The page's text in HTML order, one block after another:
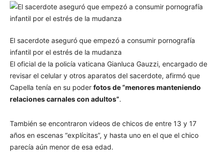
El sacerdote aseguró que empezó a consumir pornografía
infantil por el estrés de la mudanza
El oficial de la policía vaticana Gianluca Gauzzi, encargado de
revisar el celular y otros aparatos del sacerdote, afirmó que
Capella tenía en su poder fotos de “menores manteniendo
relaciones carnales con adultos”.
También se encontraron videos de chicos de entre 13 y 17
años en escenas “explícitas”, y hasta uno en el que el chico
parecía aún menor de esa edad.